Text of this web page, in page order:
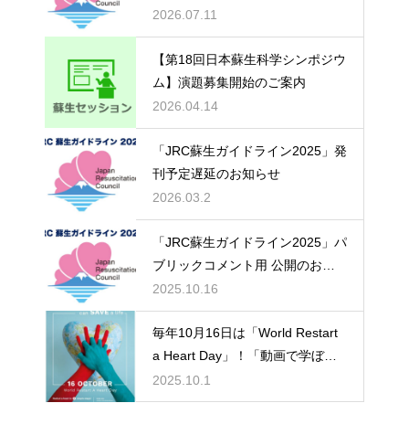
2026.07.11
【第18回日本蘇生科学シンポジウ
ム】演題募集開始のご案内
2026.04.14
「JRC蘇生ガイドライン2025」発
刊予定遅延のお知らせ
2026.03.2
「JRC蘇生ガイドライン2025」パ
ブリックコメント用 公開のお知
らせ
2025.10.16
毎年10月16日は「World Restart
a Heart Day」！「動画で学ぼ
う！心肺蘇生法とAED使用法！」
をご確認下さい！
2025.10.1